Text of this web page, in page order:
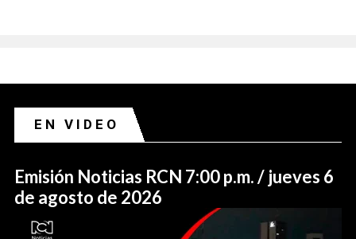
EN VIDEO
Emisión Noticias RCN 7:00 p.m. / jueves 6
de agosto de 2026